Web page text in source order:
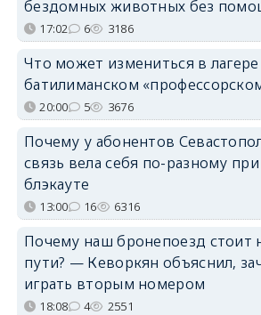
бездомных животных без
17:02 6 3186
Что может измениться в лагере
батилиманском
20:00 5 3676
Почему у абонентов
связь вела себя по-разному
блэкауте
13:00 16 6316
Почему наш бронепоезд стоит
пути? — Кеворкян объяснил,
играть вторым номером
18:08 4 2551